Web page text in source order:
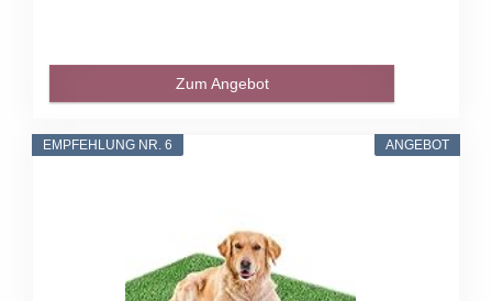
Zum Angebot
ANGEBOT
EMPFEHLUNG NR. 6